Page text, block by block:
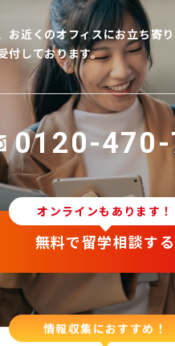
お近くのオフィスにお立ち寄
付しております。
0120-
オンラインもあります！
無料で留学相談する
情報収集におすすめ！